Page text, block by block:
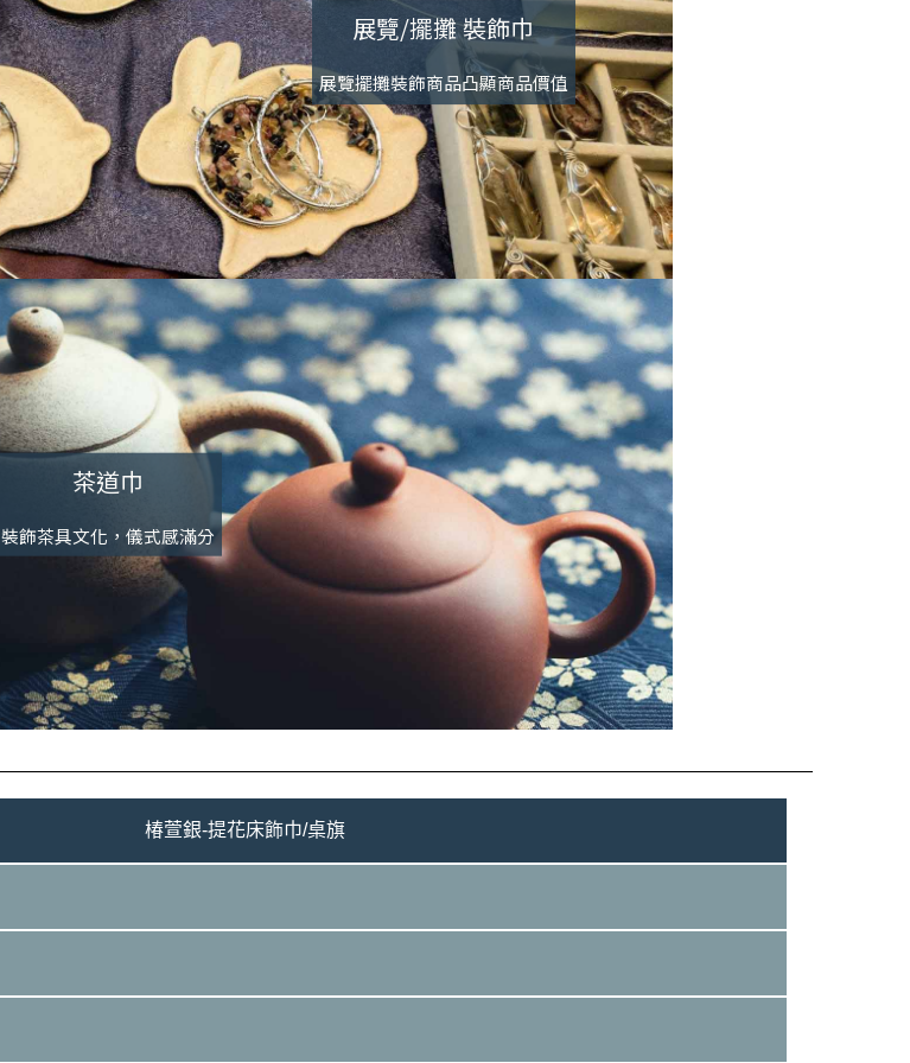
展覽/擺攤 裝飾巾
展覽擺攤裝飾商品凸顯商品價值
茶道巾
裝飾茶具文化，儀式感滿分
椿萱銀-提花床飾巾/桌旗